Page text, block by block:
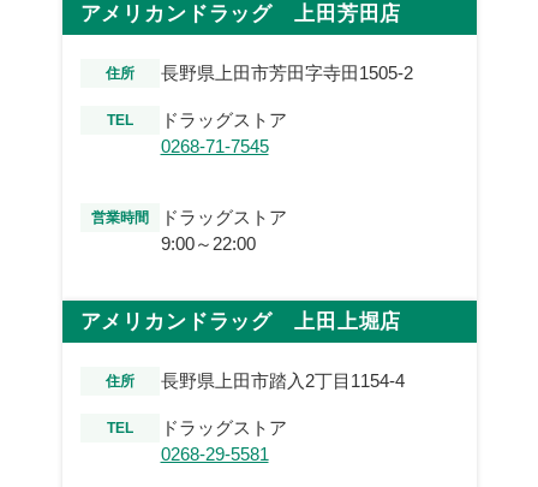
アメリカンドラッグ 上田芳田店
住所 長野県上田市芳田字寺田1505-2
TEL
ドラッグストア
0268-71-7545
営業時間
ドラッグストア
9:00～22:00
アメリカンドラッグ 上田上堀店
住所 長野県上田市踏入2丁目1154-4
TEL
ドラッグストア
0268-29-5581